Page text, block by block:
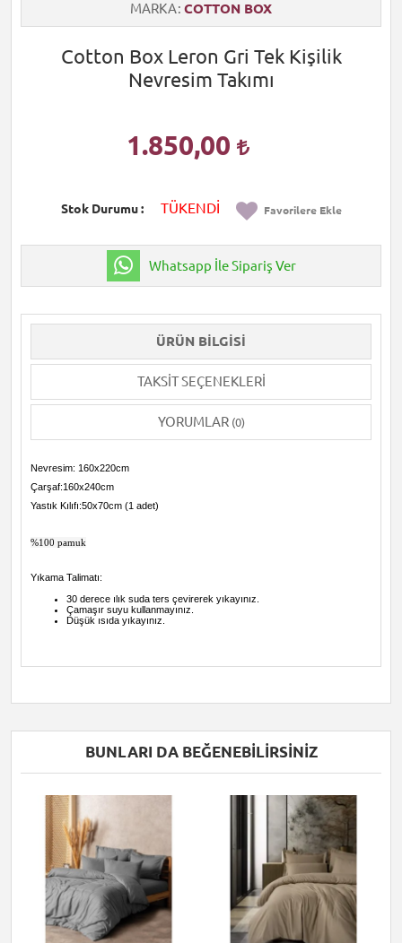
MARKA COTTON BOX
Cotton Box Leron Gri Tek Kişilik
Nevresim Takımı
1.850,00
Stok Durumu TÜKENDİ Favorilere Ekle
Whatsapp İle Sipariş Ver
ÜRÜN BILGISI
TAKSIT SEÇENEKLERI
YORUMLAR (0)
Nevresim: 160x220cm
Çarşaf:160x240cm
Yastık Kılıfı:50x70cm (1 adet)
%100 pamuk
Yıkama Talimatı:
30 derece ılık suda ters çevirerek yıkayınız.
Çamaşır suyu kullanmayınız.
Düşük ısıda yıkayınız.
BUNLARI DA BEĞENEBILIRSINIZ